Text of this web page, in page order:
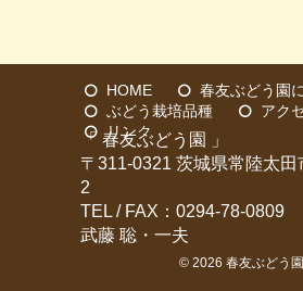
HOME
春友ぶどう園
ぶどう栽培品種
アク
リンク
「 春友ぶどう園 」
〒311-0321 茨城県常陸太
2
TEL / FAX：0294-78-0809
武藤 聡・一夫
© 2026 春友ぶどう園